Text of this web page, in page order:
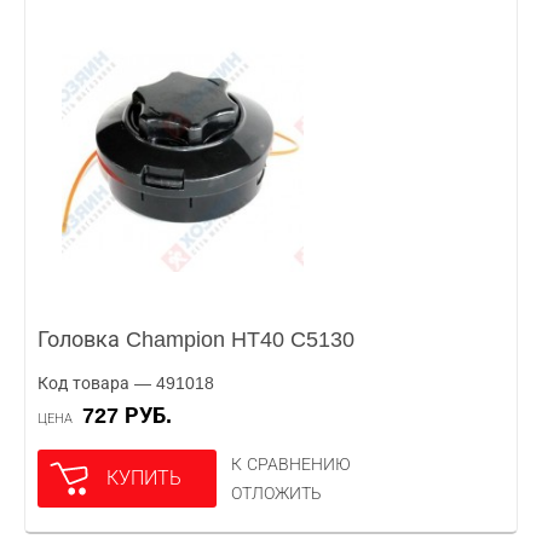
Головка Champion HT40 C5130
Код товара — 491018
ЦЕНА 727 РУБ.
КУПИТЬ
К СРАВНЕНИЮ
ОТЛОЖИТЬ